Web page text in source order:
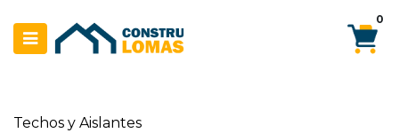
0
Techos y Aislantes